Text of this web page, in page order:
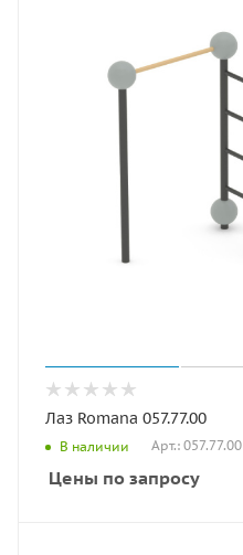
Лаз Romana 057.77.00
В наличии Арт.: 057.77.00
Цены по запросу